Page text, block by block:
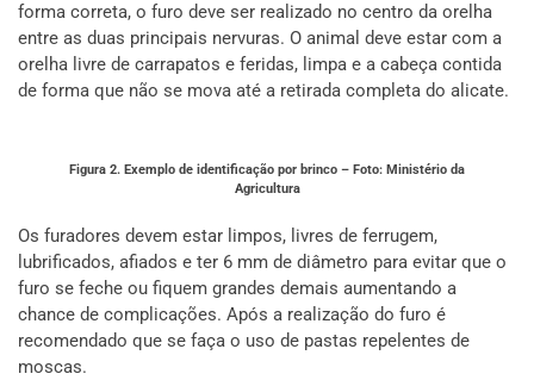
forma correta, o furo deve ser realizado no centro da orelha
entre as duas principais nervuras. O animal deve estar com a
orelha livre de carrapatos e feridas, limpa e a cabeça contida
de forma que não se mova até a retirada completa do alicate.
Figura 2. Exemplo de identificação por brinco – Foto: Ministério da
Agricultura
Os furadores devem estar limpos, livres de ferrugem,
lubrificados, afiados e ter 6 mm de diâmetro para evitar que o
furo se feche ou fiquem grandes demais aumentando a
chance de complicações. Após a realização do furo é
recomendado que se faça o uso de pastas repelentes de
moscas.